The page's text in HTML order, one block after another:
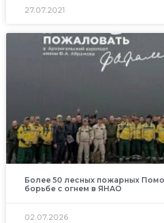
27.07.2021
Более 50 лесных пожарных
борьбе с огнем в ЯНАО
02.07.2026